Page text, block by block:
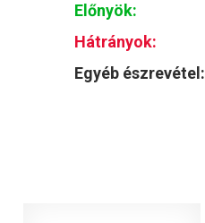
Előnyök:
Hátrányok:
Egyéb észrevétel: